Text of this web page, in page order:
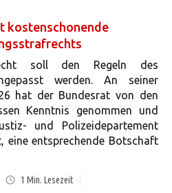
kostenschonende
soll den Regeln des
werden. An seiner
hat der Bundesrat von den
Kenntnis genommen und
und Polizeidepartement
eine entsprechende Botschaft
1 Min. Lesezeit